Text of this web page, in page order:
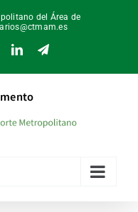
del Área de
LinkedInTelegram